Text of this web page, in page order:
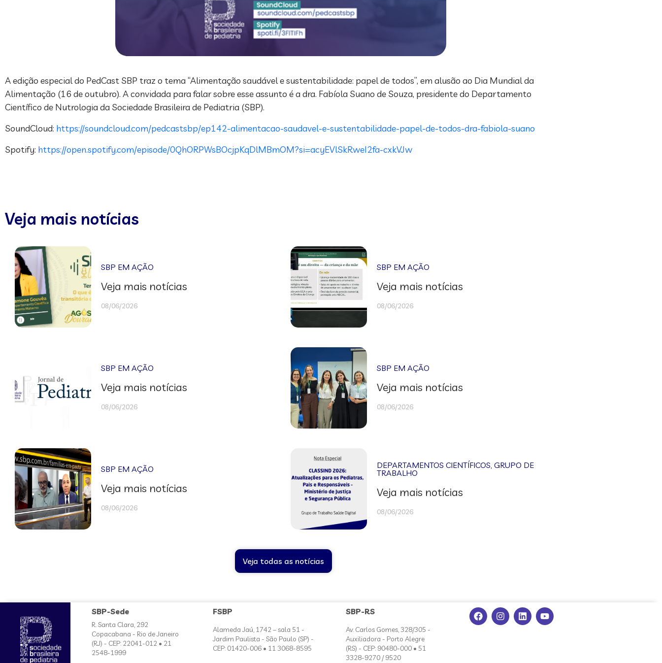
A edição especial do PedCast SBP traz o tema “Alimentação saudável e sustentabilidade: papel de todos”, em alusão ao Dia Mundial da
Alimentação (16 de outubro). A convidada para falar sobre esse assunto é a dra. Fabíola Suano de Souza, presidente do Departamento
Científico de Nutrologia da Sociedade Brasileira de Pediatria (SBP).
SoundCloud: https://soundcloud.com/pedcastsbp/ep142-alimentacao-saudavel-e-sustentabilidade-papel-de-todos-dra-fabiola-suano
Spotify: https://open.spotify.com/episode/0QhORPWsBOcjpKqDlMBmOM?si=acyEVlSkRweI2fa-cxkVJw
Veja mais notícias
SBP EM AÇÃO
Veja mais notícias
08/06/2026
SBP EM AÇÃO
Veja mais notícias
08/06/2026
SBP EM AÇÃO
Veja mais notícias
08/06/2026
SBP EM AÇÃO
Veja mais notícias
08/06/2026
SBP EM AÇÃO
Veja mais notícias
08/06/2026
DEPARTAMENTOS CIENTÍFICOS,GRUPO DE
TRABALHO
Veja mais notícias
08/06/2026
Veja todas as notícias
SBP-Sede
R. Santa Clara, 292
Copacabana - Rio de Janeiro
(RJ) - CEP: 22041-012 • 21
2548-1999
FSBP
Alameda Jaú, 1742 – sala 51 -
Jardim Paulista - São Paulo (SP) -
CEP: 01420-006 • 11 3068-8595
SBP-RS
Av. Carlos Gomes, 328/305 -
Auxiliadora - Porto Alegre
(RS) - CEP: 90480-000 • 51
3328-9270 / 9520